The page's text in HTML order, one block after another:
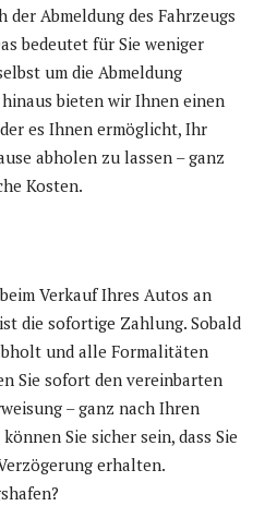
Abmeldung des Fahrzeugs
bedeutet für Sie weniger
um die Abmeldung
bieten wir Ihnen einen
es Ihnen ermöglicht, Ihr
abholen zu lassen – ganz
Kosten.
Verkauf Ihres Autos an
die sofortige Zahlung. Sobald
und alle Formalitäten
Sie sofort den vereinbarten
– ganz nach Ihren
Sie sicher sein, dass Sie
erhalten.